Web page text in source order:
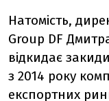
Натомість,
Group DF
відкидає
з 2014 року
експортних